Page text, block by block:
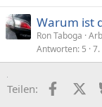
Warum ist
Ron Taboga
Antworten 5 7.
Teilen: X